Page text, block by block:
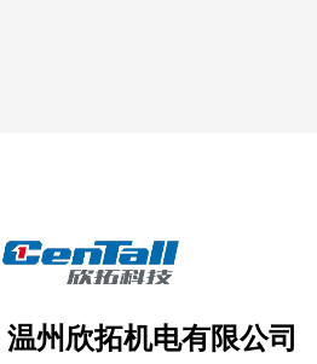
温州欣拓机电有限公司